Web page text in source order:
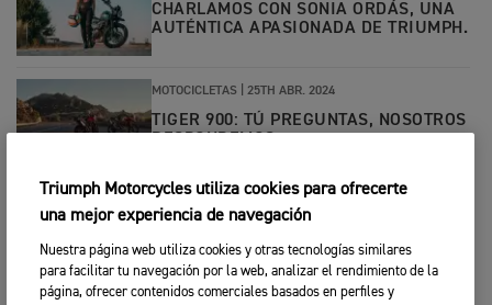
CHARLAMOS CON SONIA ORDÁS, UNA
AUTÉNTICA APASIONADA DE TRIUMPH.
MOTOCICLETAS 25TH ABR. 2024
TIGER 900: TÚ PREGUNTAS, NOSOTROS
MOTOCICLETAS 8TH ABR. 2024
NOSOTROS RESPONDEMOS
Triumph Motorcycles utiliza cookies para ofrecerte
una mejor experiencia de navegación
Nuestra página web utiliza cookies y otras tecnologías similares
para facilitar tu navegación por la web, analizar el rendimiento de la
página, ofrecer contenidos comerciales basados en perfiles y